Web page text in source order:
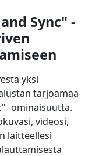
Sync" -
yksi
tarjoamaa
-ominaisuutta.
videosi,
laitteellesi